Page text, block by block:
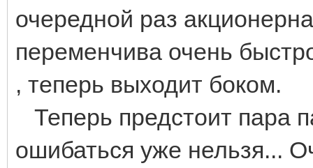
очередной раз
переменчива очень
, теперь выходит боком.
Теперь предстоит пара
ошибаться уже нельзя...